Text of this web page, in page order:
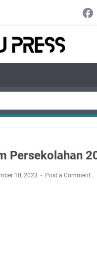
Persekolahan
10, 2023 Post a Comment